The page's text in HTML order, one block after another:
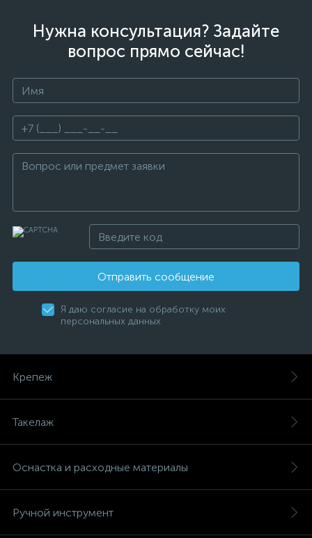
Нужна консультация? Задайте
вопрос прямо сейчас!
Отправить сообщение
Я даю согласие на обработку моих
персональных данных
Крепеж
Такелаж
Оснастка и расходные материалы
Ручной инструмент